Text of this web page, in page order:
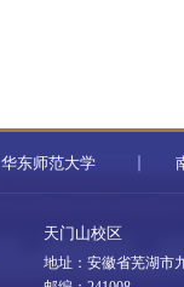
华东师范大学
天门山校区
地址：安徽省芜湖市